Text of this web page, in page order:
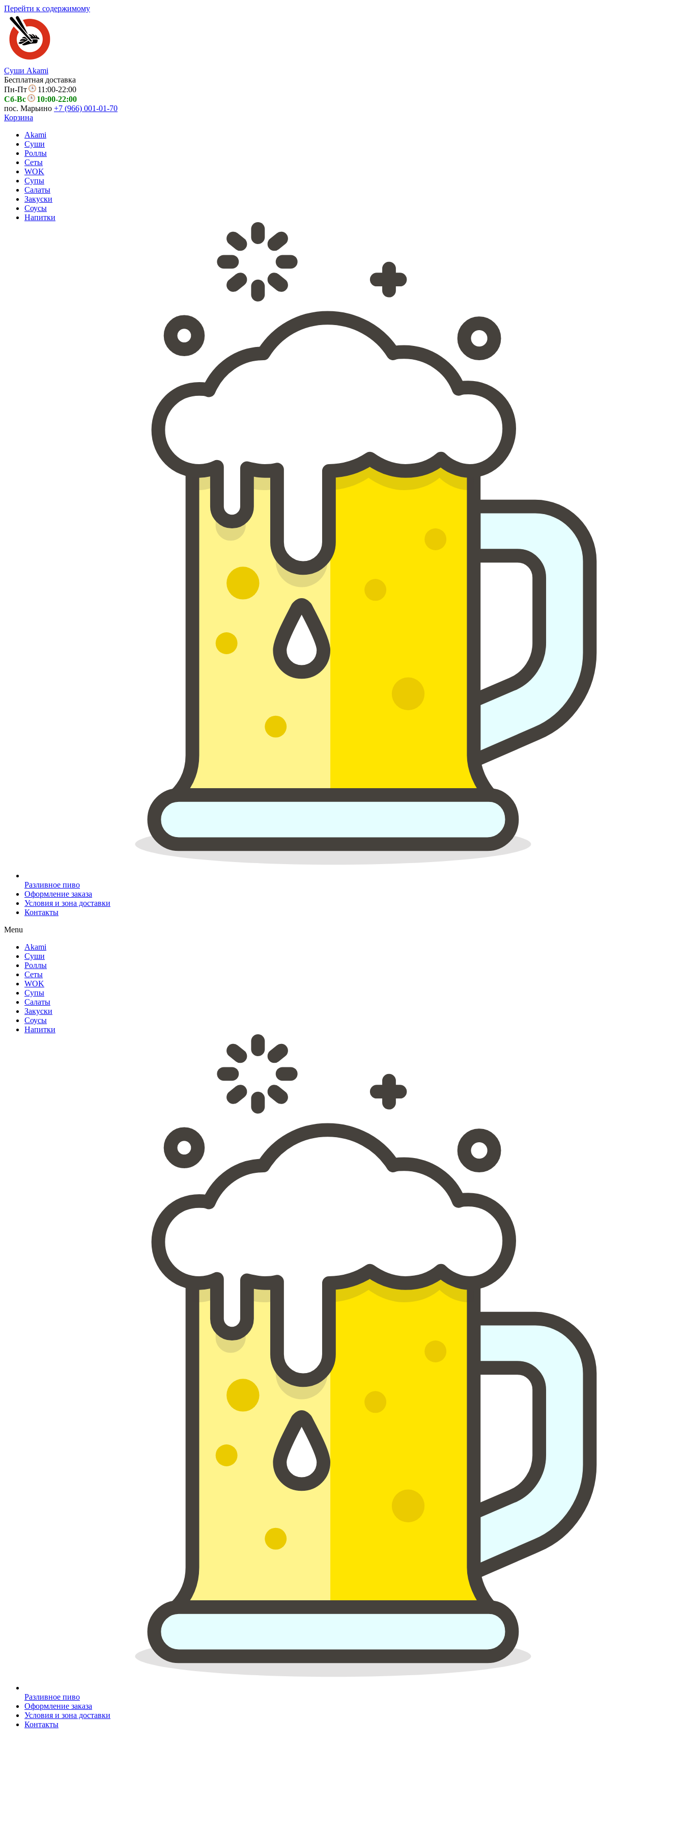
Перейти к содержимому
Суши Akami
Бесплатная доставка
Пн-Пт
11:00-22:00
Сб-Вс
10:00-22:00
пос. Марьино +7 (966) 001-01-70
Корзина
Akami
Суши
Роллы
Сеты
WOK
Супы
Салаты
Закуски
Соусы
Напитки
Разливное пиво
Оформление заказа
Условия и зона доставки
Контакты
Menu
Akami
Суши
Роллы
Сеты
WOK
Супы
Салаты
Закуски
Соусы
Напитки
Разливное пиво
Оформление заказа
Условия и зона доставки
Контакты